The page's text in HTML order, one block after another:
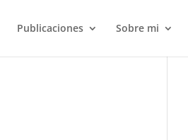
Publicaciones Sobre mi